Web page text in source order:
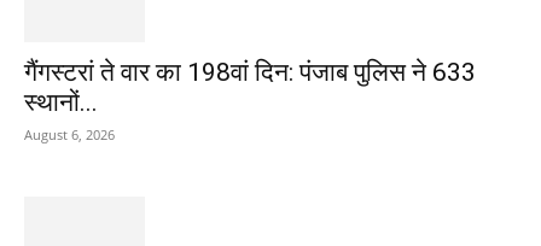
गैंगस्टरां ते वार का 198वां दिन: पंजाब पुलिस ने 633
स्थानों...
August 6, 2026